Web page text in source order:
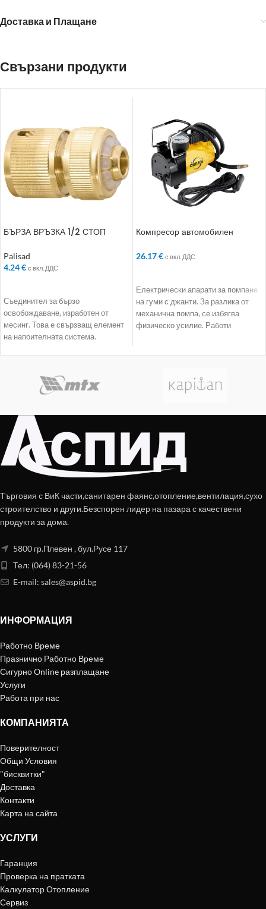
Доставка и Плащане
Свързани продукти
БЪРЗА ВРЪЗКА 1/2 СТОП
Palisad
4.24€ с вкл. ДДС
Съединител за бързо
освобождаване, изработен от
месинг. Това е свързващ елемент
на напоителната система.
Компресор автомобилен
26.17€ с вкл. ДДС
Електрически апарати за помпане
на гуми с джанти. За разлика от
механична помпа, се избягва
физическо усилие. Работи
Търговия с ВиК части,санитарен фаянс,отопление,вентилация,сухо
строителство и други.Безспорен лидер на пазара с качествени
продукти за дома.
5800 гр.Плевен , бул.Русе 117
Тел: (064) 83-21-56
E-mail: sales@aspid.bg
ИНФОРМАЦИЯ
Работно Време
Празнично Работно Време
Сигурно Online разплащане
Услуги
Работа при нас
КОМПАНИЯТА
Поверителност
Общи Условия
"бисквитки"
Доставка
Контакти
Карта на сайта
УСЛУГИ
Гаранция
Проверка на пратката
Калкулатор Отопление
Сервиз